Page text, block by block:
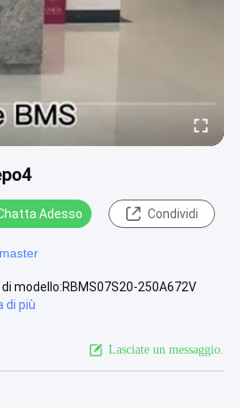
Adesso Condividi
modello:RBMS07S20-250A672V
di più
Lasciate un messaggio.